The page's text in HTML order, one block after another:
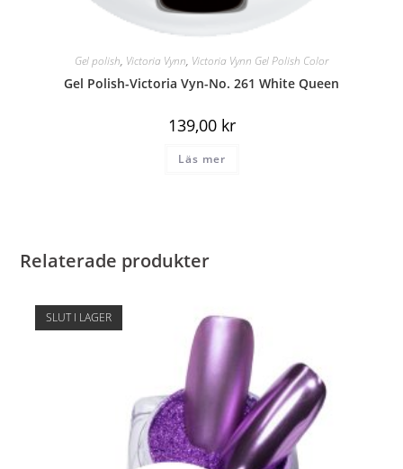
Gel polish, Victoria Vynn, Victoria Vynn Gel Polish Color
Gel Polish-Victoria Vyn-No. 261 White Queen
139,00 kr
Läs mer
Relaterade produkter
SLUT I LAGER